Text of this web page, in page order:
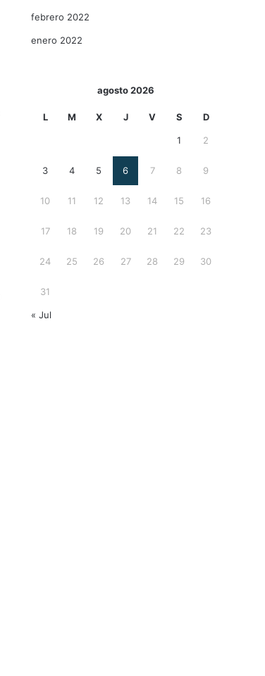
febrero 2022
enero 2022
agosto 2026
L M X J V S D
1 2
3 4 5 6 7 8 9
10 11 12 13 14 15 16
17 18 19 20 21 22 23
24 25 26 27 28 29 30
31
« Jul